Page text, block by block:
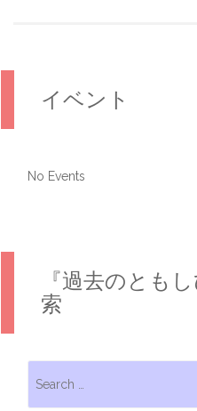
イベント
No Events
『過去のとも
索